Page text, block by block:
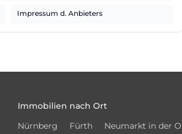
Impressum d. Anbieters
Immobilien nach Ort
Nürnberg
Fürth Neumarkt in der